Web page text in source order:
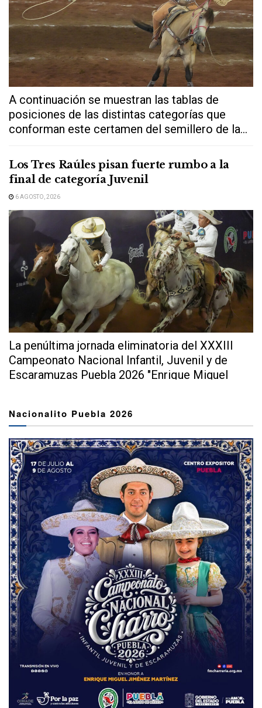
A continuación se muestran las tablas de
posiciones de las distintas categorías que
conforman este certamen del semillero de la...
Los Tres Raúles pisan fuerte rumbo a la
final de categoría Juvenil
6 AGOSTO, 2026
La penúltima jornada eliminatoria del XXXIII
Campeonato Nacional Infantil, Juvenil y de
Escaramuzas Puebla 2026 "Enrique Miguel
Nacionalito Puebla 2026